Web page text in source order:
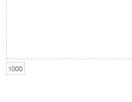
1000